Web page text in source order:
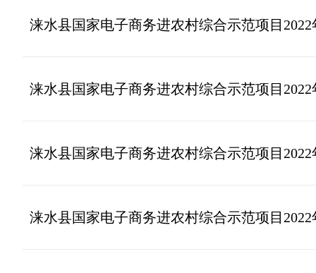
涞水县国家电子商务进农村综合示范项目
涞水县国家电子商务进农村综合示范项目
涞水县国家电子商务进农村综合示范项目
涞水县国家电子商务进农村综合示范项目